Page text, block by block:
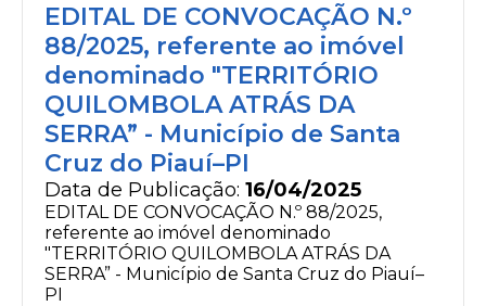
EDITAL DE CONVOCAÇÃO N.º
88/2025, referente ao imóvel
denominado "TERRITÓRIO
QUILOMBOLA ATRÁS DA
SERRA” - Município de Santa
Cruz do Piauí–PI
Data de Publicação: 16/04/2025
EDITAL DE CONVOCAÇÃO N.º 88/2025,
referente ao imóvel denominado
"TERRITÓRIO QUILOMBOLA ATRÁS DA
SERRA” - Município de Santa Cruz do Piauí–
PI